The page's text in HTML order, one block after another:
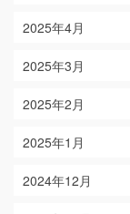
2025年4月
2025年3月
2025年2月
2025年1月
2024年12月